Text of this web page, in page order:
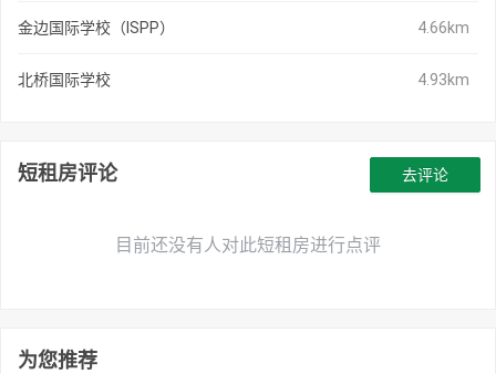
金边国际学校（ISPP） 4.66km
北桥国际学校 4.93km
短租房评论
目前还没有人对此短租房进行点评
去评论
为您推荐